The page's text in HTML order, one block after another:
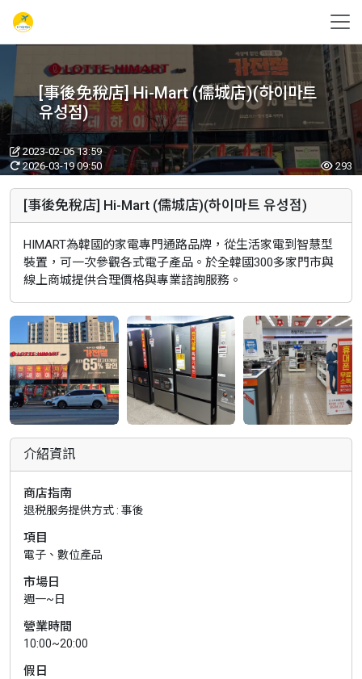
[事後免稅店] Hi-Mart (儒城店)(하이마트
유성점)
2023-02-06 13:59
2026-03-19 09:50
293
[事後免稅店] Hi-Mart (儒城店)(하이마트 유성점)
HIMART為韓國的家電專門通路品牌，從生活家電到智慧型
裝置，可一次參觀各式電子產品。於全韓國300多家門市與
線上商城提供合理價格與專業諮詢服務。
介紹資訊
商店指南
退税服务提供方式 : 事後
項目
電子、數位產品
市場日
週一~日
營業時間
10:00~20:00
假日